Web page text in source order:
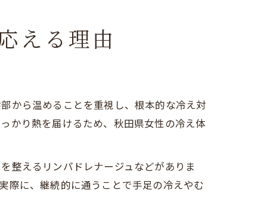
える理由
から温めることを重視し、根本的な冷え対
かり熱を届けるため、秋田県女性の冷え体
整えるリンパドレナージュなどがありま
際に、継続的に通うことで手足の冷えやむ